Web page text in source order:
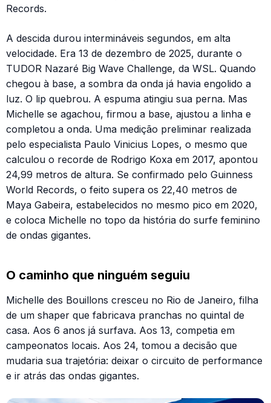
Records.
A descida durou intermináveis segundos, em alta
velocidade. Era 13 de dezembro de 2025, durante o
TUDOR Nazaré Big Wave Challenge, da WSL. Quando
chegou à base, a sombra da onda já havia engolido a
luz. O lip quebrou. A espuma atingiu sua perna. Mas
Michelle se agachou, firmou a base, ajustou a linha e
completou a onda. Uma medição preliminar realizada
pelo especialista Paulo Vinicius Lopes, o mesmo que
calculou o recorde de Rodrigo Koxa em 2017, apontou
24,99 metros de altura. Se confirmado pelo Guinness
World Records, o feito supera os 22,40 metros de
Maya Gabeira, estabelecidos no mesmo pico em 2020,
e coloca Michelle no topo da história do surfe feminino
de ondas gigantes.
O caminho que ninguém seguiu
Michelle des Bouillons cresceu no Rio de Janeiro, filha
de um shaper que fabricava pranchas no quintal de
casa. Aos 6 anos já surfava. Aos 13, competia em
campeonatos locais. Aos 24, tomou a decisão que
mudaria sua trajetória: deixar o circuito de performance
e ir atrás das ondas gigantes.